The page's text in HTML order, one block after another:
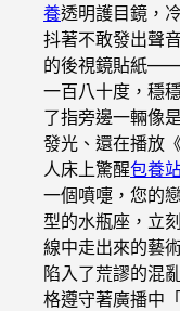
養透明護目鏡，
抖著不敢發出聲
的後視鏡貼紙——
一百八十度，穩
了指旁邊一輛像
發光、還在播放
人床上驚醒包養
一個噴嚏，您的
型的水瓶座，立
線中走出來的藝
陷入了荒謬的混
格遵守著廣播中